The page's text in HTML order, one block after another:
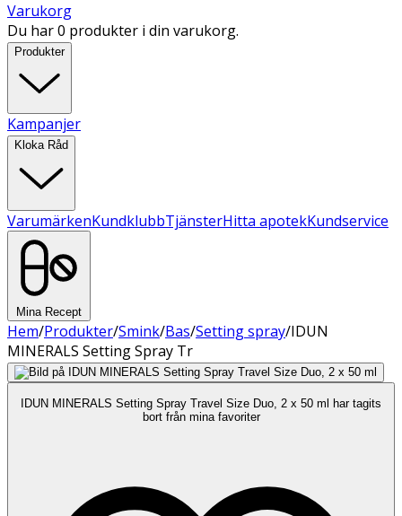
Varukorg
Du har 0 produkter i din varukorg.
Produkter
Kampanjer
Kloka Råd
VarumärkenKundklubbTjänsterHitta apotekKundservice
Mina Recept
Hem/Produkter/Smink/Bas/Setting spray/IDUN
MINERALS Setting Spray Tr
IDUN MINERALS Setting Spray Travel Size Duo, 2 x 50 ml har tagits
bort från mina favoriter